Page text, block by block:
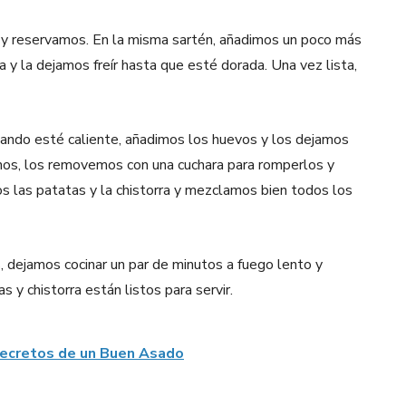
En la misma sartén, añadimos un poco más
la dejamos freír hasta que esté dorada. Una vez lista,
esté caliente, añadimos los huevos y los dejamos
los removemos con una cuchara para romperlos y
las patatas y la chistorra y mezclamos bien todos los
cocinar un par de minutos a fuego lento y
y chistorra están listos para servir.
de un Buen Asado